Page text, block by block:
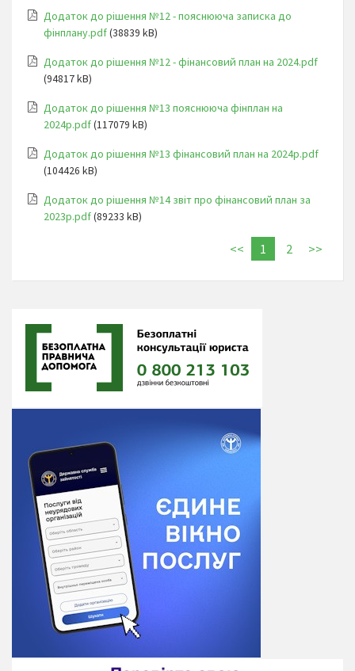
Додаток до рішення №12 - пояснююча записка до
фінплану.pdf(38839 kB)
Додаток до рішення №12 - фінансовий план на 2024.pdf
(94817 kB)
Додаток до рішення №13 пояснююча фінплан на
2024р.pdf(117079 kB)
Додаток до рішення №13 фінансовий план на 2024р.pdf
(104426 kB)
Додаток до рішення №14 звіт про фінансовий план за
2023р.pdf(89233 kB)
<< 1 2 >>